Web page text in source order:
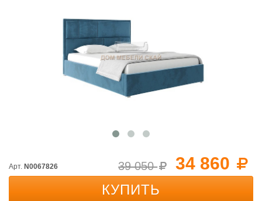
34 860
39 050
Арт. N0067826
КУПИТЬ